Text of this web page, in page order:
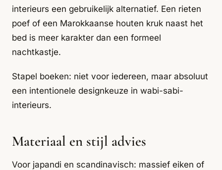
interieurs een gebruikelijk alternatief. Een rieten
poef of een Marokkaanse houten kruk naast het
bed is meer karakter dan een formeel
nachtkastje.
Stapel boeken: niet voor iedereen, maar absoluut
een intentionele designkeuze in wabi-sabi-
interieurs.
Materiaal en stijl advies
Voor japandi en scandinavisch: massief eiken of